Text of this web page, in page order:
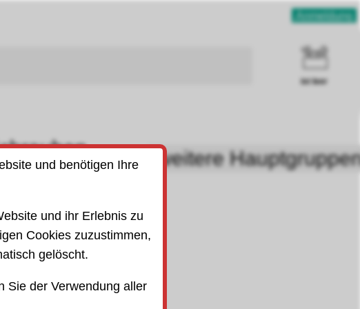
Anmeldung
ist leer
(ISO)
weitere
und benötigen Ihre
und ihr Erlebnis zu
Cookies zuzustimmen,
gelöscht.
Sie der Verwendung aller